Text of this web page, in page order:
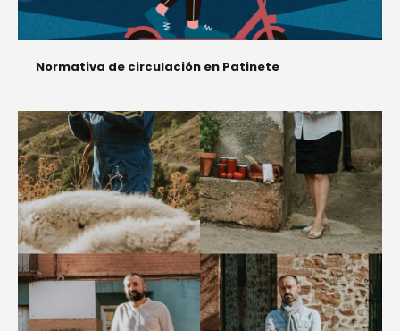
Normativa de circulación en Patinete